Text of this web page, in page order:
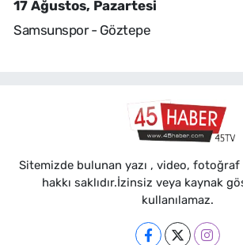
17 Ağustos, Pazartesi
Samsunspor - Göztepe
Sitemizde bulunan yazı , video,
hakkı saklıdır.İzinsiz veya kaynak
kullanılamaz.